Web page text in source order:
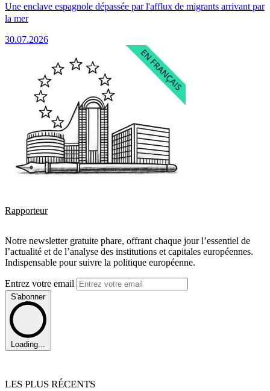
Une enclave espagnole dépassée par l'afflux de migrants arrivant par
la mer
30.07.2026
Rapporteur
Notre newsletter gratuite phare, offrant chaque jour l’essentiel de
l’actualité et de l’analyse des institutions et capitales européennes.
Indispensable pour suivre la politique européenne.
Entrez votre email
S'abonner
Loading...
LES PLUS RÉCENTS